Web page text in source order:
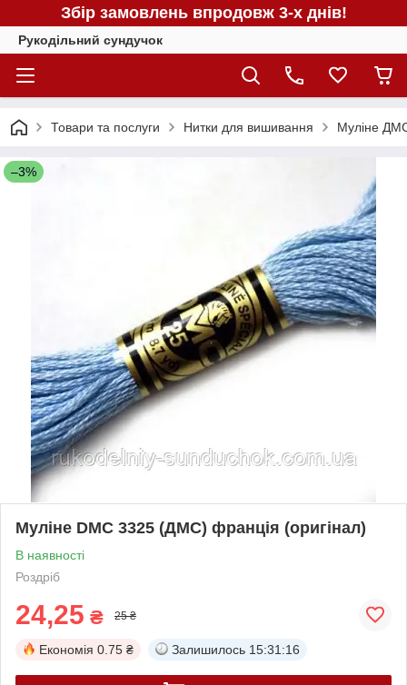
Збір замовлень впродовж 3-х днів!
Рукодільний сундучок
Товари та послуги Нитки для вишивання Муліне
–3%
Муліне DMC 3325 (ДМС) франція (оригінал)
В наявності
Роздріб
24,25 ₴ 25 ₴
Економія 0.75 ₴ Залишилось 15:31:16